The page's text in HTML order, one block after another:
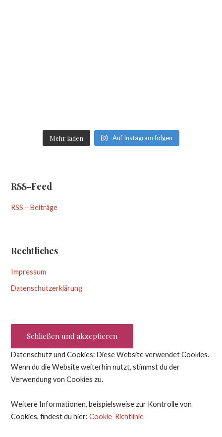
Mehr laden Auf Instagram folgen
RSS-Feed
RSS – Beiträge
Rechtliches
Impressum
Datenschutzerklärung
Datenschutz und Cookies: Diese Website verwendet Cookies.
Wenn du die Website weiterhin nutzt, stimmst du der
Verwendung von Cookies zu.
Weitere Informationen, beispielsweise zur Kontrolle von
Cookies, findest du hier:Cookie-Richtlinie